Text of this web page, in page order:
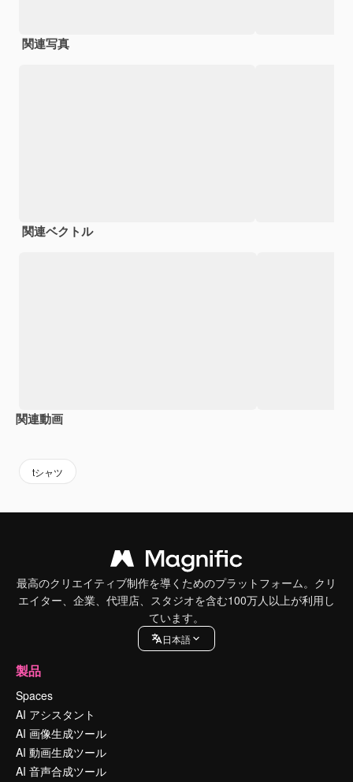
関連写真
関連ベクトル
関連動画
tシャツ
最高のクリエイティブ制作を導くためのプラットフォーム。クリ
エイター、企業、代理店、スタジオを含む100万人以上が利用し
ています。
日本語
製品
Spaces
AI アシスタント
AI 画像生成ツール
AI 動画生成ツール
AI 音声合成ツール